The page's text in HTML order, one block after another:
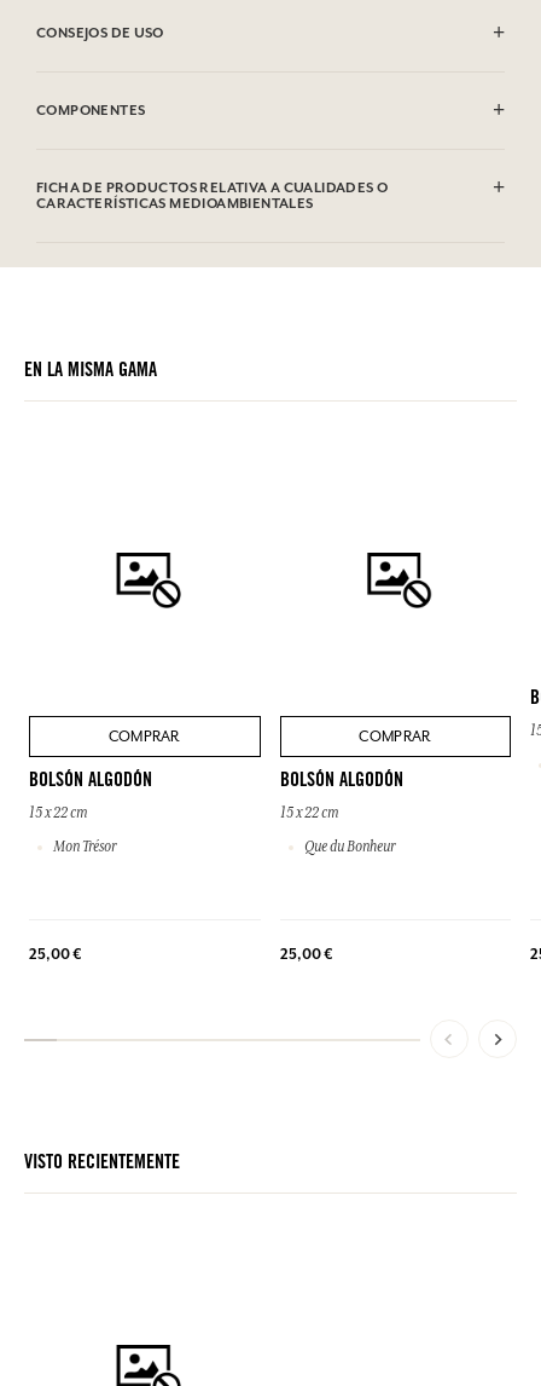
CONSEJOS DE USO
COMPONENTES
FICHA DE PRODUCTOS RELATIVA A CUALIDADES O
CARACTERÍSTICAS MEDIOAMBIENTALES
EN LA MISMA GAMA
COMPRAR
BOLSÓN ALGODÓN
15 x 22 cm
Mon Trésor
25,00 €
COMPRAR
BOLSÓN ALGODÓN
15 x 22 cm
Que du Bonheur
25,00 €
VISTO RECIENTEMENTE